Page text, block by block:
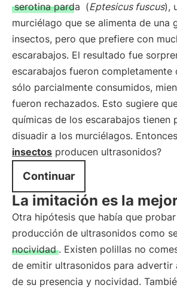
serotina parda (Eptesicus fuscus),
murciélago que se alimenta de una
insectos, pero que prefiere con
escarabajos. El resultado fue
escarabajos fueron completamente
sólo parcialmente consumidos,
fueron rechazados. Esto sugiere
químicas de los escarabajos tienen
disuadir a los murciélagos.
insectos producen ultrasonidos?
Continuar
La imitación es la
Otra hipótesis que había que
producción de ultrasonidos como
nocividad . Existen polillas no
de emitir ultrasonidos para advertir
de su presencia y nocividad.